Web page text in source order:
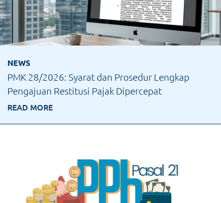
NEWS
PMK 28/2026: Syarat dan Prosedur Lengkap
Pengajuan Restitusi Pajak Dipercepat
READ MORE